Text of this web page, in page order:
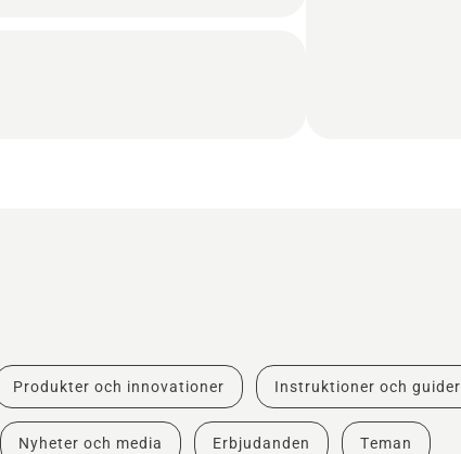
Produkter och innovationer Instruktioner och guider
Nyheter och media Erbjudanden Teman